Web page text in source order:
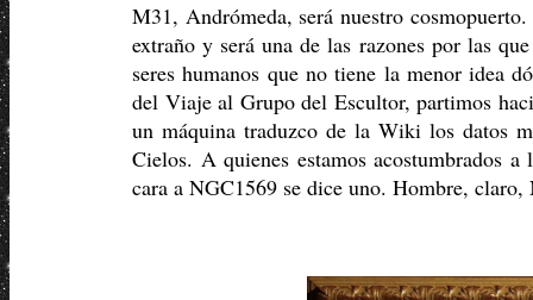
M31, Andrómeda, será nuestro
extraño y será una de las razones por las
seres humanos que no tiene la menor idea
del Viaje al Grupo del Escultor, partimos
un máquina traduzco de la Wiki los datos
Cielos. A quienes estamos acostumbrados
cara a NGC1569 se dice uno. Hombre,